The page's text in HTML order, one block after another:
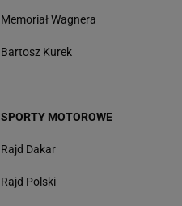
Memoriał Wagnera
Bartosz Kurek
SPORTY MOTOROWE
Rajd Dakar
Rajd Polski